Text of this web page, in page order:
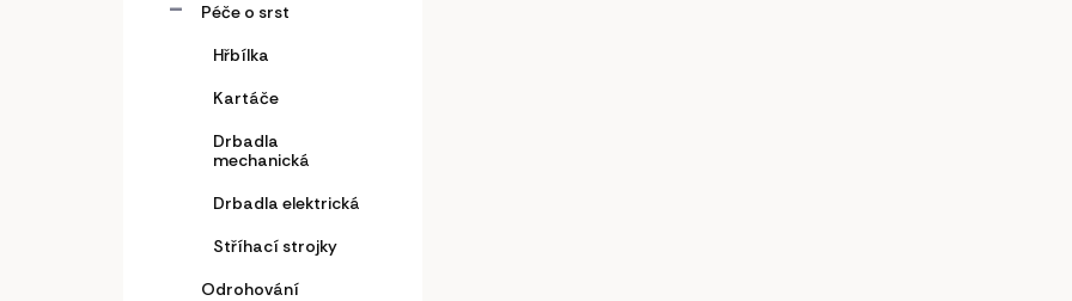
Péče o srst
Hřbílka
Kartáče
Drbadla
mechanická
Drbadla elektrická
Stříhací strojky
Odrohování